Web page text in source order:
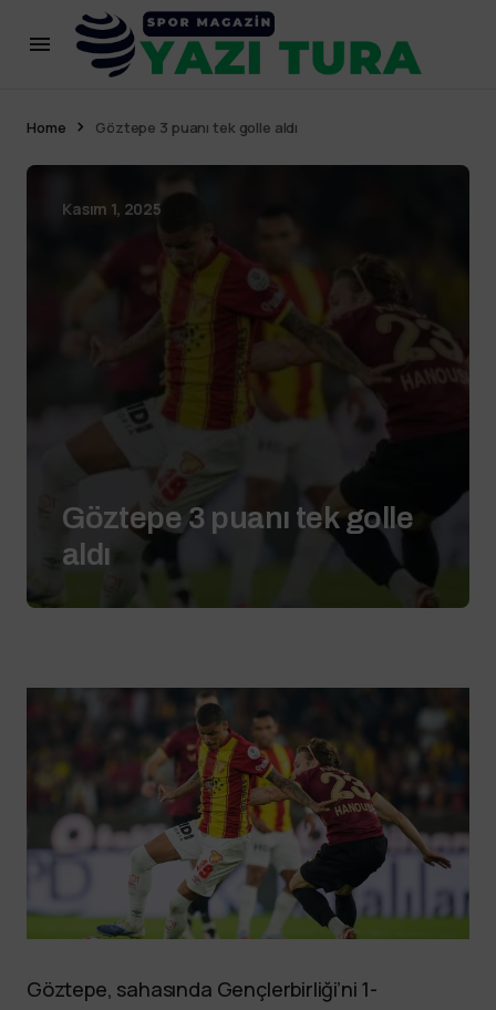
Home Göztepe 3 puanı tek golle aldı
Kasım 1, 2025
Göztepe 3 puanı tek golle
aldı
Göztepe, sahasında Gençlerbirliği’ni 1-